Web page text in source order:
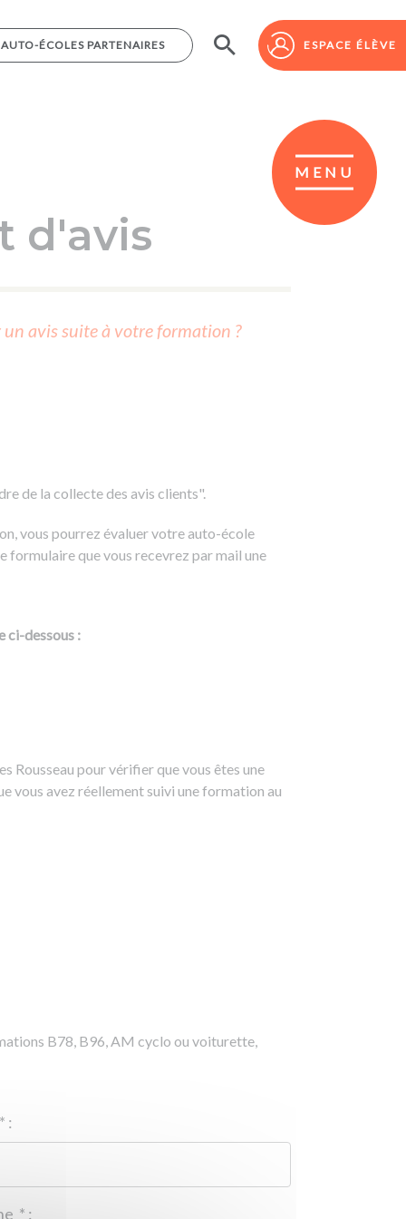
AUTO-ÉCOLES PARTENAIRES ESPACE ÉLÈVE
MENU
AUTO-ÉCOLES PARTENAIRES ESPACE ÉLÈVE
d'avis
avis suite à votre formation ?
de la collecte des avis clients".
vous pourrez évaluer votre auto-école
formulaire que vous recevrez par mail une
ci-dessous :
Rousseau pour vérifier que vous êtes une
vous avez réellement suivi une formation au
B78, B96, AM cyclo ou voiturette,
* :
* :